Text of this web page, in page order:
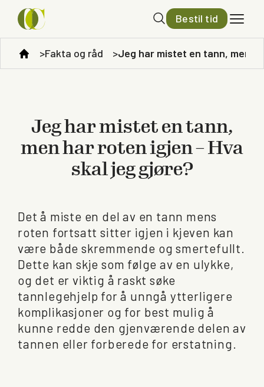
Bestil tid
Fakta og råd Jeg har mistet en tann, men
Jeg har mistet en tann,
men har roten igjen – Hva
skal jeg gjøre?
Det å miste en del av en tann mens
roten fortsatt sitter igjen i kjeven kan
være både skremmende og smertefullt.
Dette kan skje som følge av en ulykke,
og det er viktig å raskt søke
tannlegehjelp for å unngå ytterligere
komplikasjoner og for best mulig å
kunne redde den gjenværende delen av
tannen eller forberede for erstatning.